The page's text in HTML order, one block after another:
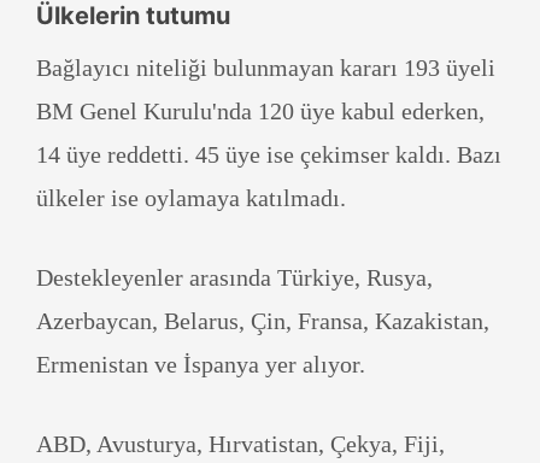
Ülkelerin tutumu
Bağlayıcı niteliği bulunmayan kararı 193 üyeli
BM Genel Kurulu'nda 120 üye kabul ederken,
14 üye reddetti. 45 üye ise çekimser kaldı. Bazı
ülkeler ise oylamaya katılmadı.
Destekleyenler arasında Türkiye, Rusya,
Azerbaycan, Belarus, Çin, Fransa, Kazakistan,
Ermenistan ve İspanya yer alıyor.
ABD, Avusturya, Hırvatistan, Çekya, Fiji,